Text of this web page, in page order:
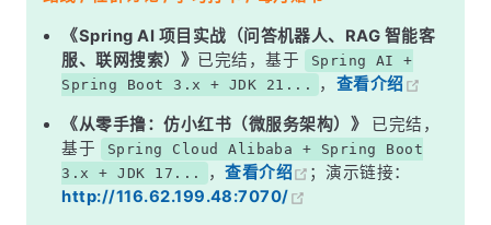
二、常用标签详解与代码示例
三、动态 SQL 的底层原理——OGNL 表达式
面试高频追问
常见面试变体
《Spring AI 项目实战（问答机器人、RAG 智能客
服、联网搜索）》 已完结，基于
Spring AI +
Spring Boot 3.x + JDK 21...
， 查看介绍
《从零手撸：仿小红书（微服务架构）》
已完结，
基于
Spring Cloud Alibaba + Spring Boot
3.x + JDK 17...
，查看介绍
；演示链接：
http://116.62.199.48:7070/